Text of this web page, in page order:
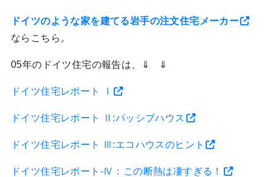
ドイツのような家を建てる岩手の注文住宅メーカー
ならこちら。
05年のドイツ住宅の報告は、⇓ ⇓
ドイツ住宅レポート Ⅰ
ドイツ住宅レポート Ⅱ:パッシブハウス
ドイツ住宅レポート Ⅲ:エコハウスのヒント
ドイツ住宅レポート-Ⅳ：この断熱は凄すぎる！